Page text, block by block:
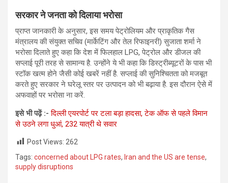
सरकार ने जनता को दिलाया भरोसा
प्राप्‍त जानकारी के अनुसार, इस समय पेट्रोलियम और प्राकृतिक गैस
मंत्रालय की संयुक्त सचिव (मार्केटिंग और तेल रिफाइनरी) सुजाता शर्मा ने
भरोसा दिलाते हुए कहा कि देश में फिलहाल LPG, पेट्रोल और डीजल की
सप्लाई पूरी तरह से सामान्य है. उन्‍होंने ये भी कहा कि डिस्ट्रीब्यूटरों के पास भी
स्टॉक खत्म होने जैसी कोई खबरें नहीं है. सप्लाई की सुनिश्चितता को मजबूत
करते हुए सरकार ने घरेलू स्तर पर उत्पादन को भी बढ़ाया है. इस दौरान ऐसे में
अफवाहों पर भरोसा ना करें.
इसे भी पढ़ें :- दिल्ली एयरपोर्ट पर टला बड़ा हादसा, टेक ऑफ से पहले विमान
से उठने लगा धुआं, 232 यात्री थे सवार
Post Views: 262
Tags: concerned about LPG rates, Iran and the US are tense,
supply disruptions